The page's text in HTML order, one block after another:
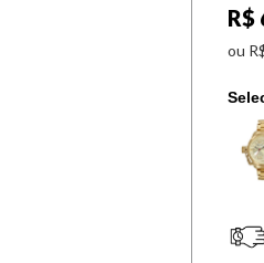
R$
ou